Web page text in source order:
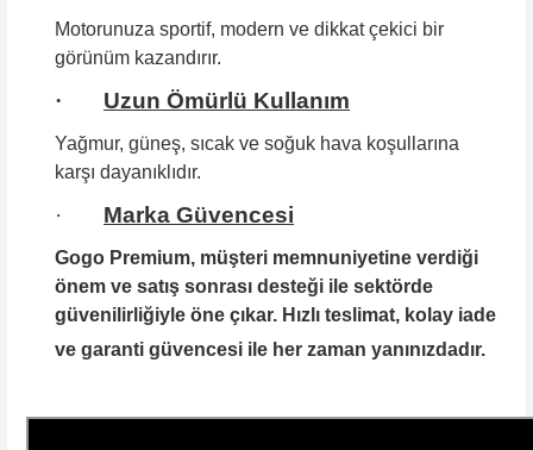
Motorunuza sportif, modern ve dikkat çekici bir
görünüm kazandırır.
· Uzun Ömürlü Kullanım
Yağmur, güneş, sıcak ve soğuk hava koşullarına
karşı dayanıklıdır.
· Marka Güvencesi
Gogo Premium, müşteri memnuniyetine verdiği
önem ve satış sonrası desteği ile sektörde
güvenilirliğiyle öne çıkar. Hızlı teslimat, kolay iade
ve garanti güvencesi ile her zaman yanınızdadır.